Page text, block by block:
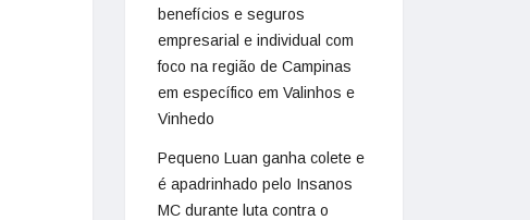
benefícios e seguros
empresarial e individual com
foco na região de Campinas
em específico em Valinhos e
Vinhedo
Pequeno Luan ganha colete e
é apadrinhado pelo Insanos
MC durante luta contra o